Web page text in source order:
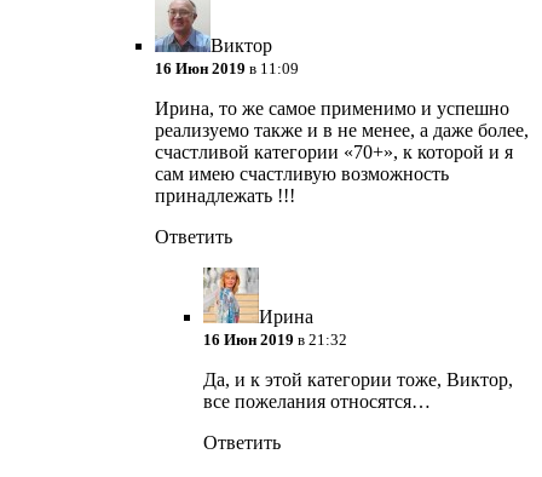
Виктор
16 Июн 2019 в 11:09
Ирина, то же самое применимо и успешно
реализуемо также и в не менее, а даже более,
счастливой категории «70+», к которой и я
сам имею счастливую возможность
принадлежать !!!
Ответить
Ирина
16 Июн 2019 в 21:32
Да, и к этой категории тоже, Виктор,
все пожелания относятся…
Ответить